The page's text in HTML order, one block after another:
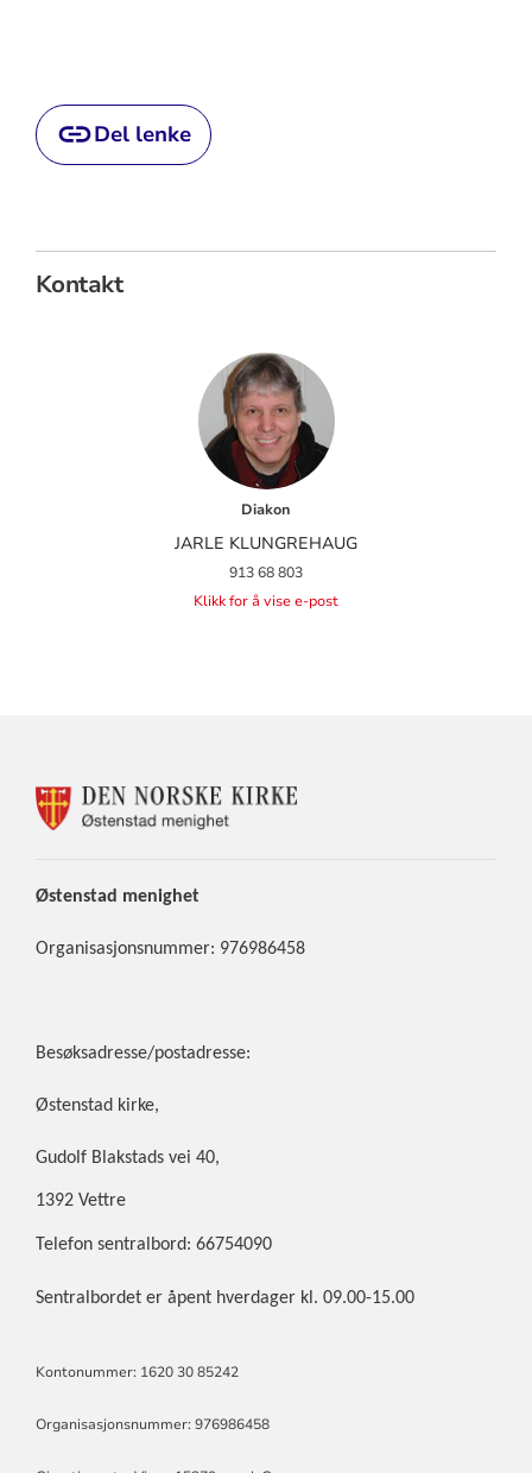
Del lenke
Kontakt
Diakon
JARLE KLUNGREHAUG
913 68 803
Klikk for å vise e-post
KONTAKTINFORMASJON
Østenstad menighet
Organisasjonsnummer: 976986458
Besøksadresse/postadresse:
Østenstad kirke,
Gudolf Blakstads vei 40,
1392 Vettre
Telefon sentralbord: 66754090
Sentralbordet er åpent hverdager kl. 09.00-15.00
Kontonummer: 1620 30 85242
Organisasjonsnummer: 976986458